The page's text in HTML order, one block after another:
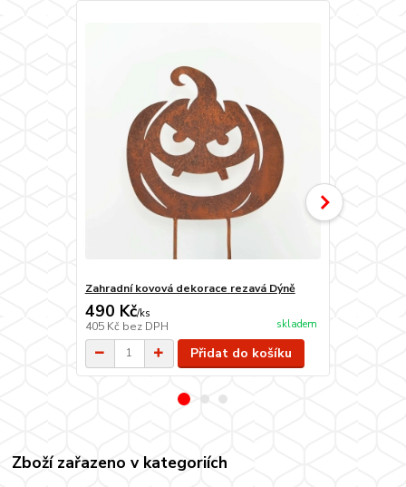
Zahradní kovová dekorace rezavá Dýně
490 Kč/ks
405 Kč bez DPH skladem
Přidat do košíku
Zboží zařazeno v kategoriích